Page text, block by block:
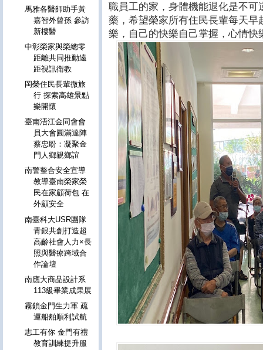
職員工的家，身體機能退化是不
藥，希望榮家所有住民長輩每天
樂，自己的快樂自己掌握，心情快
馬雅各醫師助手黃
嘉智外曾孫 參訪
新樓醫
中彰榮家與榮總零
距離共同推動遠
距視訊衛教
岡榮住民長輩微旅
行 探索高雄景點
樂開懷
臺南浯江金同會會
員大會圓滿達陣
蔡忠盼：凝聚金
門人鄉親鄉誼
南警整合安全宣導
教導臺南榮家榮
民在家顧荷包 在
外顧安全
南臺科大USR團隊
青銀共創打造超
高齡社會人力×長
照與醫療跨域合
作論壇
南應大商品設計系
113級畢業成果展
霧鎖金門生力軍 疏
運船舶順利試航
志工有你 金門有禮
教育訓練提升服